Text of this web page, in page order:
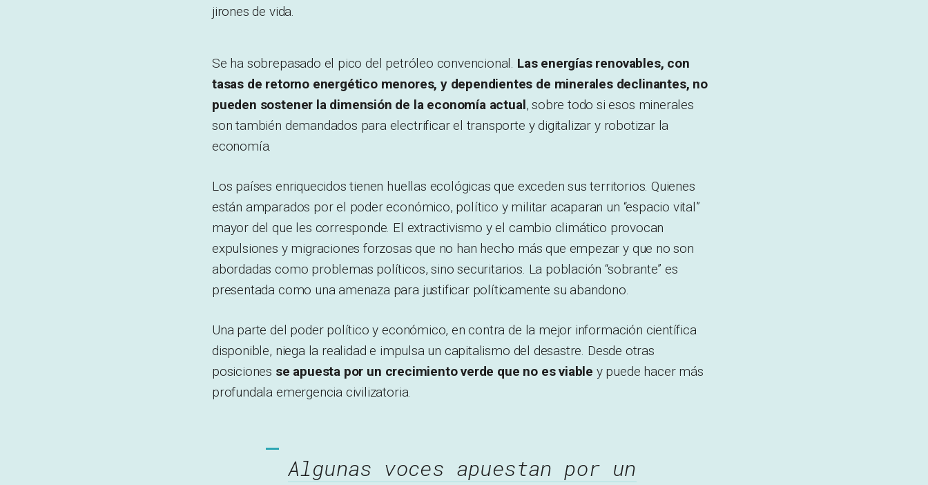
jirones de vida.
Se ha sobrepasado el pico del petróleo convencional. Las energías renovables, con
tasas de retorno energético menores, y dependientes de minerales declinantes, no
pueden sostener la dimensión de la economía actual, sobre todo si esos minerales
son también demandados para electrificar el transporte y digitalizar y robotizar la
economía.
Los países enriquecidos tienen huellas ecológicas que exceden sus territorios. Quienes
están amparados por el poder económico, político y militar acaparan un “espacio vital”
mayor del que les corresponde. El extractivismo y el cambio climático provocan
expulsiones y migraciones forzosas que no han hecho más que empezar y que no son
abordadas como problemas políticos, sino securitarios. La población “sobrante” es
presentada como una amenaza para justificar políticamente su abandono.
Una parte del poder político y económico, en contra de la mejor información científica
disponible, niega la realidad e impulsa un capitalismo del desastre. Desde otras
posiciones se apuesta por un crecimiento verde que no es viable y puede hacer más
profundala emergencia civilizatoria.
Algunas voces apuestan por un